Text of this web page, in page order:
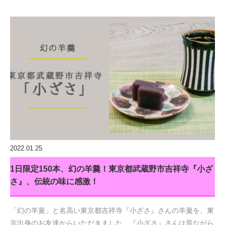
2022.01.25
1日限定150本、幻の羊羹！東京都武蔵野市吉祥寺『小ざ
さ』、伝統の味に感激！
「幻の羊羹」と名高い東京都吉祥寺『小ざさ』さんの羊羹を、東
京出身のお友達からいただきました。『小ざさ』さんは昔ながら